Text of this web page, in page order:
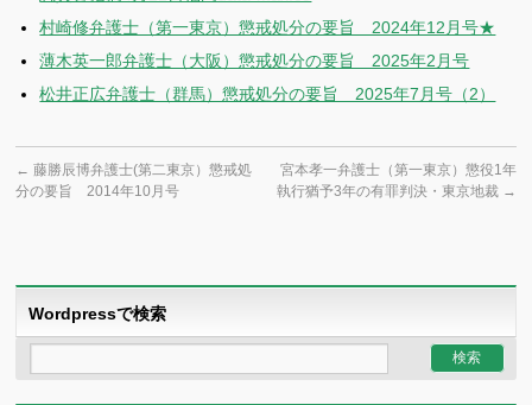
村崎修弁護士（第一東京）懲戒処分の要旨 2024年12月号★
薄木英一郎弁護士（大阪）懲戒処分の要旨 2025年2月号
松井正広弁護士（群馬）懲戒処分の要旨 2025年7月号（2）
← 藤勝辰博弁護士(第二東京）懲戒処
分の要旨 2014年10月号
宮本孝一弁護士（第一東京）懲役1年
執行猶予3年の有罪判決・東京地裁 →
Wordpressで検索